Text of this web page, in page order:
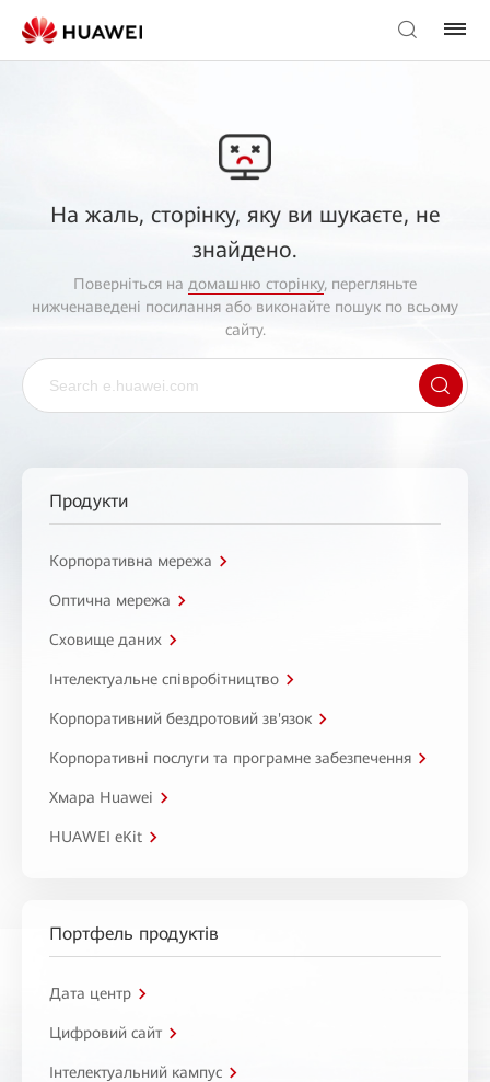
На жаль, сторінку, яку ви шукаєте, не
знайдено.
Поверніться на домашню сторінку, перегляньте
нижченаведені посилання або виконайте пошук по всьому
сайту.
Продукти
Корпоративна мережа
Оптична мережа
Сховище даних
Інтелектуальне співробітництво
Корпоративний бездротовий зв'язок
Корпоративні послуги та програмне забезпечення
Хмара Huawei
HUAWEI eKit
Портфель продуктів
Дата центр
Цифровий сайт
Інтелектуальний кампус